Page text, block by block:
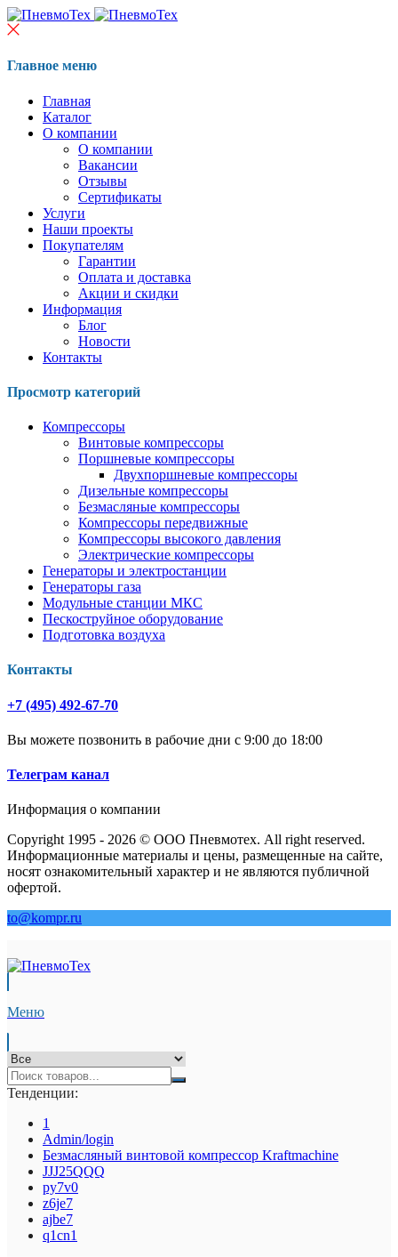
Главное меню
Главная
Каталог
О компании
О компании
Вакансии
Отзывы
Сертификаты
Услуги
Наши проекты
Покупателям
Гарантии
Оплата и доставка
Акции и скидки
Информация
Блог
Новости
Контакты
Просмотр категорий
Компрессоры
Винтовые компрессоры
Поршневые компрессоры
Двухпоршневые компрессоры
Дизельные компрессоры
Безмасляные компрессоры
Компрессоры передвижные
Компрессоры высокого давления
Электрические компрессоры
Генераторы и электростанции
Генераторы газа
Модульные станции МКС
Пескоструйное оборудование
Подготовка воздуха
Контакты
+7 (495) 492-67-70
Вы можете позвонить в рабочие дни с 9:00 до 18:00
Телеграм канал
Информация о компании
Copyright 1995 - 2026 © ООО Пневмотех. All right reserved.
Информационные материалы и цены, размещенные на сайте,
носят ознакомительный характер и не являются публичной
офертой.
to@kompr.ru
Меню
Тенденции:
1
Admin/login
Безмасляный винтовой компрессор Kraftmaсhine
JJJ25QQQ
py7v0
z6je7
ajbe7
q1cn1